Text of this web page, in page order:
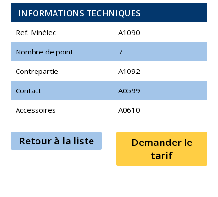
INFORMATIONS TECHNIQUES
Ref. Minélec
A1090
Nombre de point
7
Contrepartie
A1092
Contact
A0599
Accessoires
A0610
Retour à la liste
Demander le
tarif